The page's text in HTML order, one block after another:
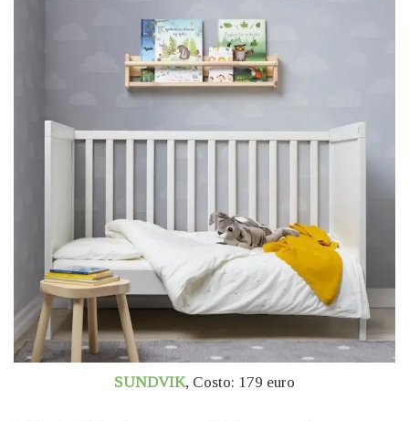
SUNDVIK, Costo: 179 euro